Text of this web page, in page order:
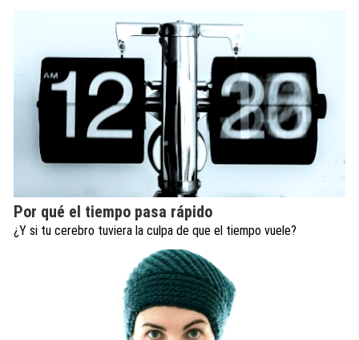
Por qué el tiempo pasa rápido
¿Y si tu cerebro tuviera la culpa de que el tiempo vuele?